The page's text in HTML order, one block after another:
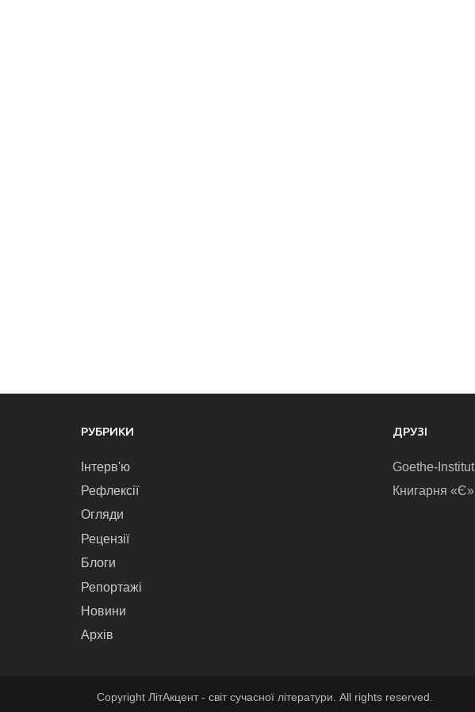
РУБРИКИ
Інтерв'ю
Рефлексії
Огляди
Рецензії
Блоги
Репортажі
Новини
Архів
ДРУЗІ
Goethe-Institut
Книгарня «Є»
Copyright ЛітАкцент - світ сучасної літератури. All rights reserved.